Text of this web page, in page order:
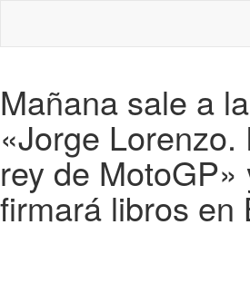
Mañana sale a
«Jorge Lorenzo.
rey de MotoGP»
firmará libros en